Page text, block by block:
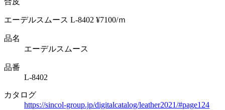
エーデルスムース L-8402 ¥7100/ｍ
品名
エーデルスムース
品番
L-8402
カタログ
https://sincol-group.jp/digitalcatalog/leather2021/#page124